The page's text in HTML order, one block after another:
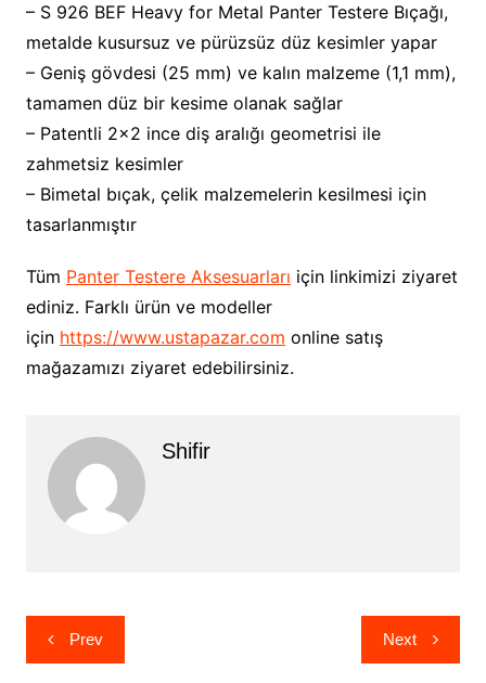
– S 926 BEF Heavy for Metal Panter Testere Bıçağı,
metalde kusursuz ve pürüzsüz düz kesimler yapar
– Geniş gövdesi (25 mm) ve kalın malzeme (1,1 mm),
tamamen düz bir kesime olanak sağlar
– Patentli 2×2 ince diş aralığı geometrisi ile
zahmetsiz kesimler
– Bimetal bıçak, çelik malzemelerin kesilmesi için
tasarlanmıştır
Tüm Panter Testere Aksesuarları için linkimizi ziyaret
ediniz. Farklı ürün ve modeller
için https://www.ustapazar.com online satış
mağazamızı ziyaret edebilirsiniz.
Shifir
Yazı
gezinmesi
Prev Next